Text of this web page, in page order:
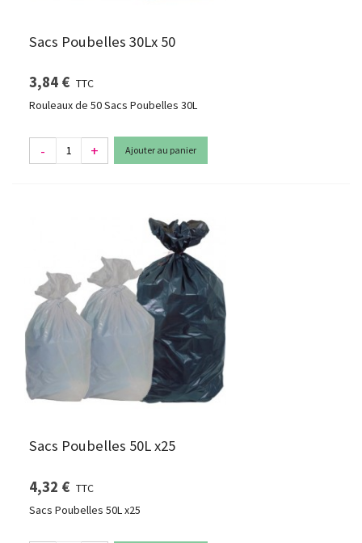
Sacs Poubelles 30Lx 50
3,84 € TTC
Rouleaux de 50 Sacs Poubelles 30L
- + Ajouter au panier
Sacs Poubelles 50L x25
4,32 € TTC
Sacs Poubelles 50L x25